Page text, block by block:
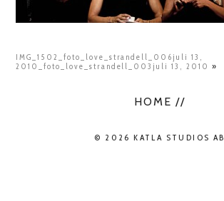
IMG_1502_foto_love_strandell_006juli 13,
2010_foto_love_strandell_003juli 13, 2010 »
HOME //
© 2026 KATLA STUDIOS AB